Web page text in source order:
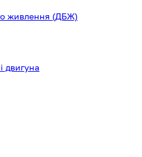
живлення (ДБЖ)
двигуна